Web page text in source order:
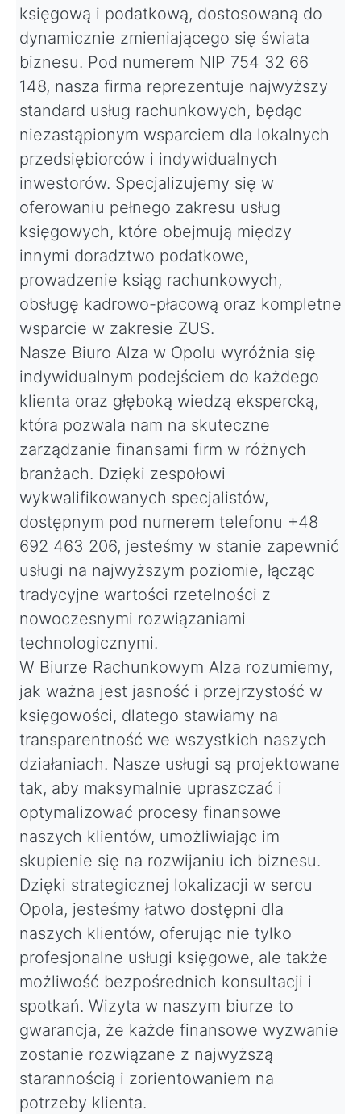
księgową i podatkową, dostosowaną do
dynamicznie zmieniającego się świata
biznesu. Pod numerem NIP 754 32 66
148, nasza firma reprezentuje najwyższy
standard usług rachunkowych, będąc
niezastąpionym wsparciem dla lokalnych
przedsiębiorców i indywidualnych
inwestorów. Specjalizujemy się w
oferowaniu pełnego zakresu usług
księgowych, które obejmują między
innymi doradztwo podatkowe,
prowadzenie ksiąg rachunkowych,
obsługę kadrowo-płacową oraz kompletne
wsparcie w zakresie ZUS.
Nasze Biuro Alza w Opolu wyróżnia się
indywidualnym podejściem do każdego
klienta oraz głęboką wiedzą ekspercką,
która pozwala nam na skuteczne
zarządzanie finansami firm w różnych
branżach. Dzięki zespołowi
wykwalifikowanych specjalistów,
dostępnym pod numerem telefonu +48
692 463 206, jesteśmy w stanie zapewnić
usługi na najwyższym poziomie, łącząc
tradycyjne wartości rzetelności z
nowoczesnymi rozwiązaniami
technologicznymi.
W Biurze Rachunkowym Alza rozumiemy,
jak ważna jest jasność i przejrzystość w
księgowości, dlatego stawiamy na
transparentność we wszystkich naszych
działaniach. Nasze usługi są projektowane
tak, aby maksymalnie upraszczać i
optymalizować procesy finansowe
naszych klientów, umożliwiając im
skupienie się na rozwijaniu ich biznesu.
Dzięki strategicznej lokalizacji w sercu
Opola, jesteśmy łatwo dostępni dla
naszych klientów, oferując nie tylko
profesjonalne usługi księgowe, ale także
możliwość bezpośrednich konsultacji i
spotkań. Wizyta w naszym biurze to
gwarancja, że każde finansowe wyzwanie
zostanie rozwiązane z najwyższą
starannością i zorientowaniem na
potrzeby klienta.